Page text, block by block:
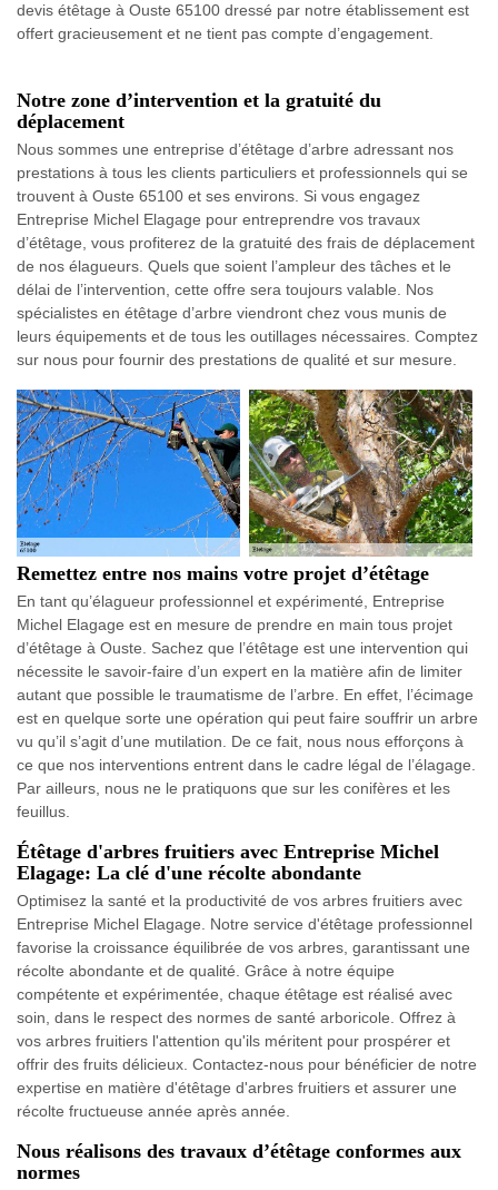
devis étêtage à Ouste 65100 dressé par notre établissement est
offert gracieusement et ne tient pas compte d’engagement.
Notre zone d’intervention et la gratuité du
déplacement
Nous sommes une entreprise d’étêtage d’arbre adressant nos
prestations à tous les clients particuliers et professionnels qui se
trouvent à Ouste 65100 et ses environs. Si vous engagez
Entreprise Michel Elagage pour entreprendre vos travaux
d’étêtage, vous profiterez de la gratuité des frais de déplacement
de nos élagueurs. Quels que soient l’ampleur des tâches et le
délai de l’intervention, cette offre sera toujours valable. Nos
spécialistes en étêtage d’arbre viendront chez vous munis de
leurs équipements et de tous les outillages nécessaires. Comptez
sur nous pour fournir des prestations de qualité et sur mesure.
Remettez entre nos mains votre projet d’étêtage
En tant qu’élagueur professionnel et expérimenté, Entreprise
Michel Elagage est en mesure de prendre en main tous projet
d’étêtage à Ouste. Sachez que l’étêtage est une intervention qui
nécessite le savoir-faire d’un expert en la matière afin de limiter
autant que possible le traumatisme de l’arbre. En effet, l’écimage
est en quelque sorte une opération qui peut faire souffrir un arbre
vu qu’il s’agit d’une mutilation. De ce fait, nous nous efforçons à
ce que nos interventions entrent dans le cadre légal de l’élagage.
Par ailleurs, nous ne le pratiquons que sur les conifères et les
feuillus.
Étêtage d'arbres fruitiers avec Entreprise Michel
Elagage: La clé d'une récolte abondante
Optimisez la santé et la productivité de vos arbres fruitiers avec
Entreprise Michel Elagage. Notre service d'étêtage professionnel
favorise la croissance équilibrée de vos arbres, garantissant une
récolte abondante et de qualité. Grâce à notre équipe
compétente et expérimentée, chaque étêtage est réalisé avec
soin, dans le respect des normes de santé arboricole. Offrez à
vos arbres fruitiers l'attention qu'ils méritent pour prospérer et
offrir des fruits délicieux. Contactez-nous pour bénéficier de notre
expertise en matière d'étêtage d'arbres fruitiers et assurer une
récolte fructueuse année après année.
Nous réalisons des travaux d’étêtage conformes aux
normes